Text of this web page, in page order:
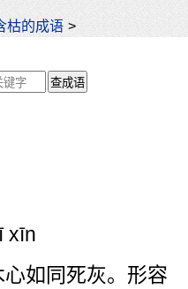
枯的成语 >
xīn
心如同死灰。形容